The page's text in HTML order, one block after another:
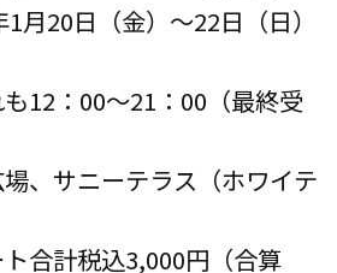
月20日（金）～22日（日）
00～21：00（最終受
、サニーテラス（ホワイテ
合計税込3,000円（合算